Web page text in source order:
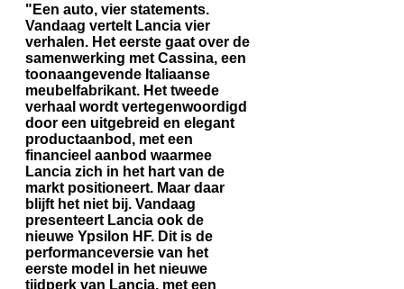
"Een auto, vier statements.
Vandaag vertelt Lancia vier
verhalen. Het eerste gaat over de
samenwerking met Cassina, een
toonaangevende Italiaanse
meubelfabrikant. Het tweede
verhaal wordt vertegenwoordigd
door een uitgebreid en elegant
productaanbod, met een
financieel aanbod waarmee
Lancia zich in het hart van de
markt positioneert. Maar daar
blijft het niet bij. Vandaag
presenteert Lancia ook de
nieuwe Ypsilon HF. Dit is de
performanceversie van het
eerste model in het nieuwe
tijdperk van Lancia, met een